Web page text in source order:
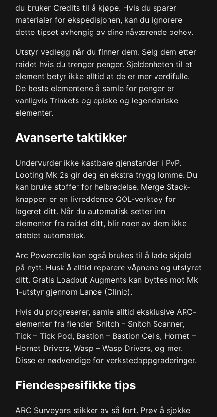
du bruker Credits til å kjøpe. Hvis du sparer
materialer for ekspedisjonen, kan du ignorere
dette tipset avhengig av dine nåværende behov.
Utstyr vedlegg når du finner dem. Selg dem etter
raidet hvis du trenger penger. Sjeldenheten til et
element betyr ikke alltid at de er mer verdifulle.
De beste elementene å samle for penger er
vanligvis Trinkets og episke og legendariske
elementer.
Avanserte taktikker
Undervurder ikke kastbare gjenstander i PvP.
Looting Mk 2s gir deg en ekstra trygg lomme. Du
kan bruke stoffer for helbredelse. Merge Stack-
knappen er en livreddende QOL-verktøy for
lageret ditt. Når du automatisk setter inn
elementer fra raidet ditt, blir noen av dem ikke
stablet automatisk.
Arc Powercells kan også brukes til å lade skjold
på nytt. Husk å alltid reparere våpnene og utstyret
ditt. Gratis Loadout Augments kan byttes mot Mk
1-utstyr gjennom Lance (Clinic).
Hvis du progreserer, samle alltid eksklusive ARC-
elementer fra fiender. Snitch – Snitch Scanner,
Tick – Tick Pod, Bastion – Bastion Cells, Hornet –
Hornet Drivers, Wasp – Wasp Drivers, og mer.
Disse er nødvendige for verkstedoppgraderinger.
Fiendespesifikke tips
ARC Surveyors stikker av så fort. Prøv å sjokke